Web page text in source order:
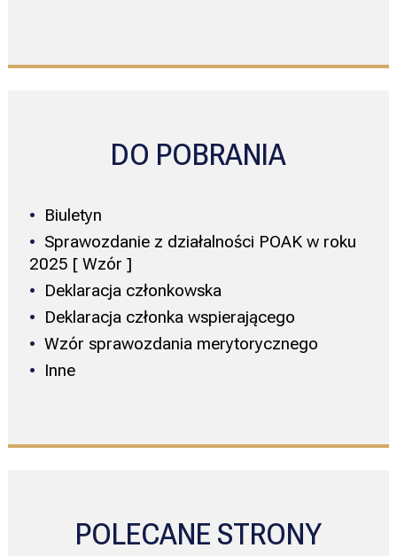
DO POBRANIA
Biuletyn
Sprawozdanie z działalności POAK w roku
2025 [ Wzór ]
Deklaracja członkowska
Deklaracja członka wspierającego
Wzór sprawozdania merytorycznego
Inne
POLECANE STRONY